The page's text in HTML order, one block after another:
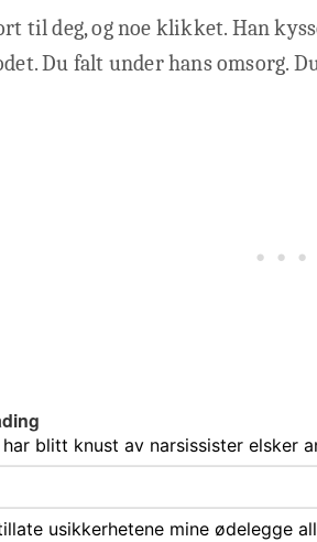
til deg, og noe klikket. Han
Du falt under hans omsorg.
har blitt knust av narsissister elsker
usikkerhetene mine ødelegge